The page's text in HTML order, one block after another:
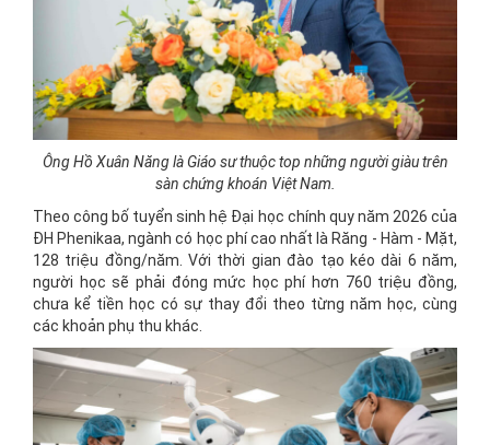
Ông Hồ Xuân Năng là Giáo sư thuộc top những người giàu trên
sàn chứng khoán Việt Nam.
Theo công bố tuyển sinh hệ Đại học chính quy năm 2026 của
ĐH Phenikaa, ngành có học phí cao nhất là Răng - Hàm - Mặt,
128 triệu đồng/năm. Với thời gian đào tạo kéo dài 6 năm,
người học sẽ phải đóng mức học phí hơn 760 triệu đồng,
chưa kể tiền học có sự thay đổi theo từng năm học, cùng
các khoản phụ thu khác.